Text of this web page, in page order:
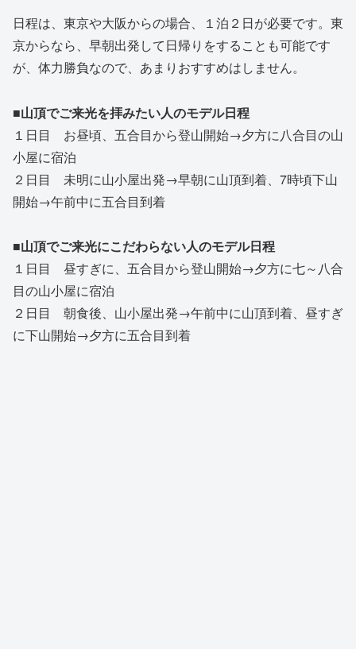
日程は、東京や大阪からの場合、１泊２日が必要です。東
京からなら、早朝出発して日帰りをすることも可能です
が、体力勝負なので、あまりおすすめはしません。
■山頂でご来光を拝みたい人のモデル日程
１日目 お昼頃、五合目から登山開始→夕方に八合目の山
小屋に宿泊
２日目 未明に山小屋出発→早朝に山頂到着、7時頃下山
開始→午前中に五合目到着
■山頂でご来光にこだわらない人のモデル日程
１日目 昼すぎに、五合目から登山開始→夕方に七～八合
目の山小屋に宿泊
２日目 朝食後、山小屋出発→午前中に山頂到着、昼すぎ
に下山開始→夕方に五合目到着